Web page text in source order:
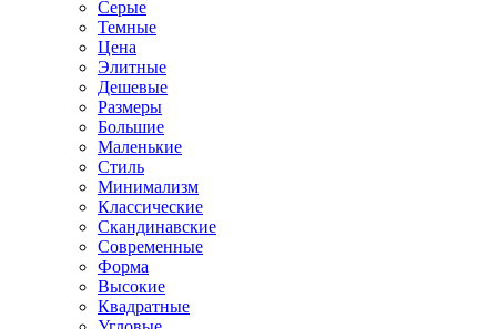
Серые
Темные
Цена
Элитные
Дешевые
Размеры
Большие
Маленькие
Стиль
Минимализм
Классические
Скандинавские
Современные
Форма
Высокие
Квадратные